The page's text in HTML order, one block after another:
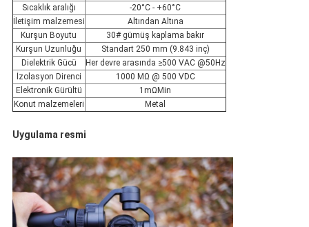
Sıcaklık aralığı
-20°C - +60°C
İletişim malzemesi
Altından Altına
Kurşun Boyutu
30# gümüş kaplama bakır
Kurşun Uzunluğu
Standart 250 mm (9.843 inç)
Dielektrik Gücü
Her devre arasında ≥500 VAC @50Hz
İzolasyon Direnci
1000 MΩ @ 500 VDC
Elektronik Gürültü
1mΩMin
Konut malzemeleri
Metal
Uygulama resmi